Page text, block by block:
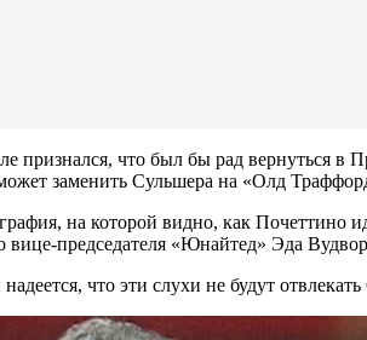
признался, что был бы рад вернуться в
заменить Сульшера на «Олд
на которой видно, как Почеттино
председателя «Юнайтед» Эда
что эти слухи не будут